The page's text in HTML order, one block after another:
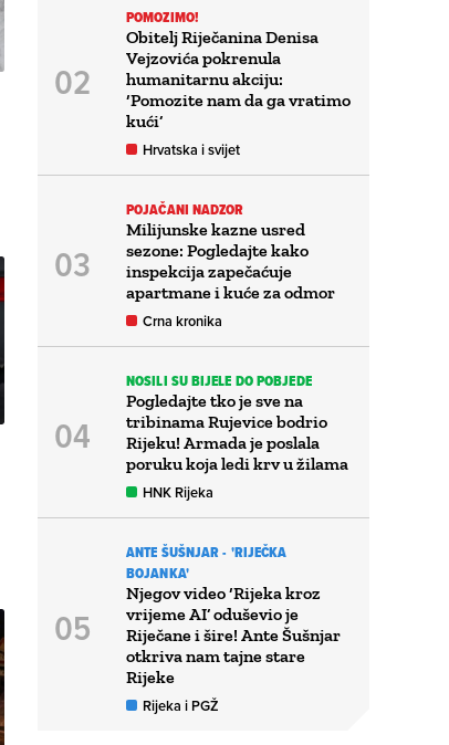
POMOZIMO!
Obitelj Riječanina Denisa
Vejzovića pokrenula
humanitarnu akciju:
‘Pomozite nam da ga vratimo
kući’
Hrvatska i svijet
POJAČANI NADZOR
Milijunske kazne usred
sezone: Pogledajte kako
inspekcija zapečaćuje
apartmane i kuće za odmor
Crna kronika
NOSILI SU BIJELE DO POBJEDE
Pogledajte tko je sve na
tribinama Rujevice bodrio
Rijeku! Armada je poslala
poruku koja ledi krv u žilama
HNK Rijeka
ANTE ŠUŠNJAR - 'RIJEČKA
BOJANKA'
Njegov video ‘Rijeka kroz
vrijeme AI’ oduševio je
Riječane i šire! Ante Šušnjar
otkriva nam tajne stare
Rijeke
Rijeka i PGŽ